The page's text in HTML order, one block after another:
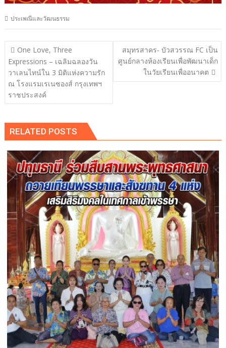
ประเพณีและวัฒนธรรม
แนะแนว
เรื่อง
One Love, Three
Expressions – เฉลิมฉลองวัน
วาเลนไทน์ใน 3 มิติแห่งความรัก
ณ โรงแรมเรเนซองส์ กรุงเทพฯ
ราชประสงค์
สมุทรสาคร- บัวสวรรณ FC เป็น
ศูนย์กลางห้องเรียนเพื่อพัฒนาเด็ก
ในวัยเรียนเพื่ออนาคต
RELATED POSTS